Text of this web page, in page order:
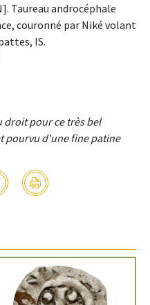
Taureau androcéphale
couronné par Niké volant
IS.
droit pour ce très bel
pourvu d'une fine patine